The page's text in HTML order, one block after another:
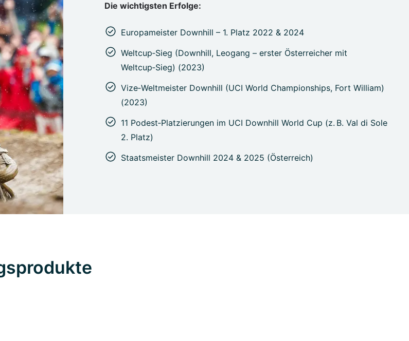
Die wichtigsten Erfolge:
Europameister Downhill – 1. Platz 2022 & 2024
Weltcup‑Sieg (Downhill, Leogang – erster Österreicher mit
Weltcup‑Sieg) (2023)
Vize‑Weltmeister Downhill (UCI World Championships, Fort William)
(2023)
11 Podest‑Platzierungen im UCI Downhill World Cup (z. B. Val di Sole
2. Platz)
Staatsmeister Downhill 2024 & 2025 (Österreich)